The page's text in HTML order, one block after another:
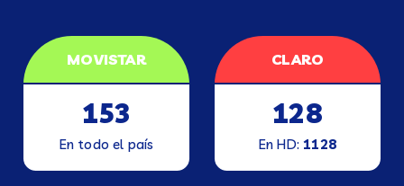
MOVISTAR
153
En todo el país
CLARO
128
En HD:1128